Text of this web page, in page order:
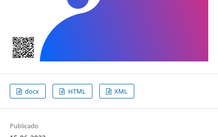
docx HTML XML
Publicado